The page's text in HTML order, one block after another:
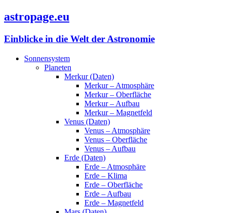
astropage.eu
Einblicke in die Welt der Astronomie
Sonnensystem
Planeten
Merkur (Daten)
Merkur – Atmosphäre
Merkur – Oberfläche
Merkur – Aufbau
Merkur – Magnetfeld
Venus (Daten)
Venus – Atmosphäre
Venus – Oberfläche
Venus – Aufbau
Erde (Daten)
Erde – Atmosphäre
Erde – Klima
Erde – Oberfläche
Erde – Aufbau
Erde – Magnetfeld